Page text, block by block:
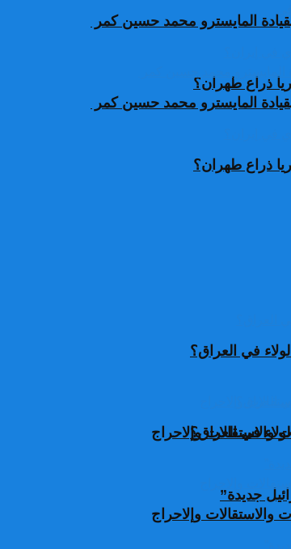
المايسترو محمد حسين كمر
ذراع طهران؟
في العراق؟
وإلاحراج
جديدة”
المايسترو محمد حسين كمر
ذراع طهران؟
في العراق؟
وإلاحراج